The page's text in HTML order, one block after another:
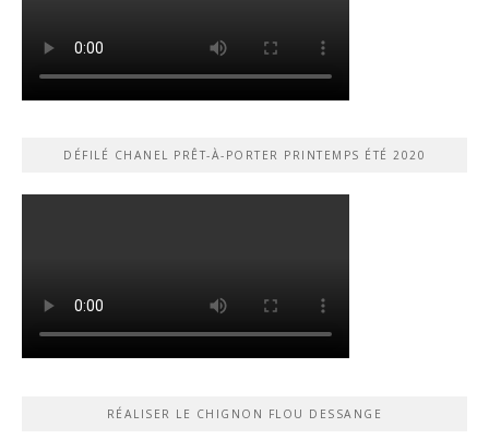
DÉFILÉ CHANEL PRÊT-À-PORTER PRINTEMPS ÉTÉ 2020
RÉALISER LE CHIGNON FLOU DESSANGE